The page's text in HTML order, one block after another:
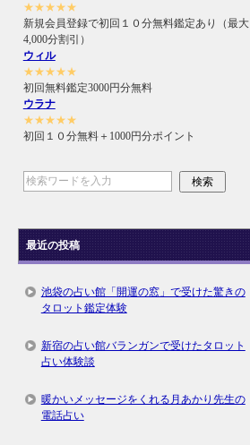
★★★★★
新規会員登録で初回１０分無料鑑定あり（最大
4,000分割引）
ウィル
★★★★★
初回無料鑑定3000円分無料
ウラナ
★★★★★
初回１０分無料＋1000円分ポイント
最近の投稿
池袋の占い館「開運の窓」で受けた驚きの
タロット鑑定体験
新宿の占い館バランガンで受けたタロット
占い体験談
暖かいメッセージをくれる月あかり先生の
電話占い